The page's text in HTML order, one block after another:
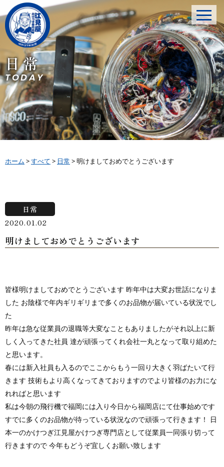
日常
TODAY
ホーム >すべて > 日常 >明けましておめでとうございます
日常
2020.01.02
明けましておめでとうございます
皆様明けましておめでとうございます 昨年中は大変お世話になりま
した お陰様で年内ギリギリまで多くのお品物が届いている状況でし
た
昨年は急な従業員の退職等大変なこともありましたがそれ以上に新
しく入ってきた社員 達が頑張ってくれ会社一丸となって取り組めた
と思います。
春には新入社員も入るのでここからもう一回り大きく羽ばたいて行
きます 技術もより高くなってきておりますのでより皆様のお力にな
れればと思います
私は今朝の飛行機で福岡には入り今日から福岡店にて仕事始めです
すでに多くのお品物が待っている状況なので頑張って行きます！ 日
本一のかけつぎ江見屋かけつぎ専門店として従業員一同張り切って
行きますので 今年もどうぞ宜しくお願い致します